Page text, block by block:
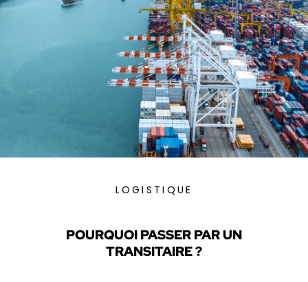
LOGISTIQUE
POURQUOI PASSER PAR UN
TRANSITAIRE ?